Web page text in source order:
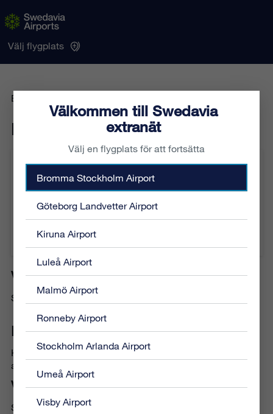
Välkommen till Swedavia
extranät
Välj en flygplats för att fortsätta
Bromma Stockholm Airport
Göteborg Landvetter Airport
Kiruna Airport
Luleå Airport
Malmö Airport
Ronneby Airport
Stockholm Arlanda Airport
Umeå Airport
Visby Airport
Välj flygplats
Elarbete T45 och T421
Elarbete T45 och T421
Kategori: Allmänt
Från: 2026-06-09 00:01
Till: 2026-06-09 04:00
Berörda flygplatser:
Vad händer eller vad ska göras?
Service av brytare i ställverk.
Konsekvenser? Särskilt berörda?
Kraftleverans kan komma att påverkas under tiden för
arbete.
Vilket område på flygplatsen berörs?
Se bifogad bild.